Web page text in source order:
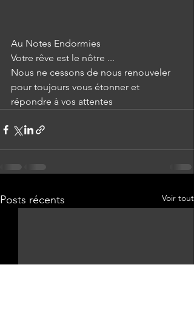
Au Notes Endormies
Votre rêve est le nôtre ...
Nous ne cessons de nous renouveler
pour toujours vous étonner et
répondre à vos attentes
Posts récents Voir tout